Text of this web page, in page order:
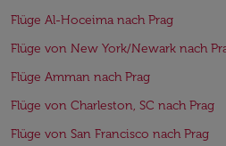
Flüge Al-Hoceima nach Prag
Flüge von New York/Newark nach
Flüge Amman nach Prag
Flüge von Charleston, SC nach Prag
Flüge von San Francisco nach Prag